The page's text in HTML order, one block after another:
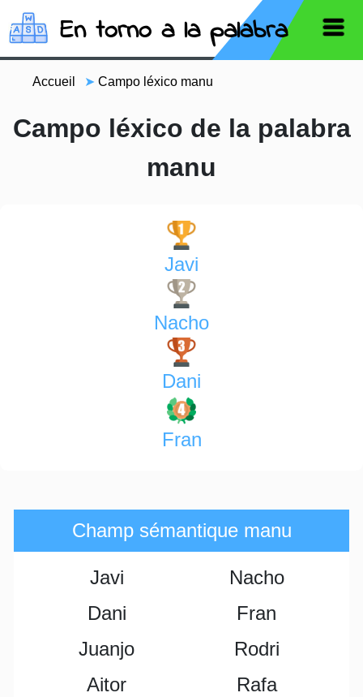
En torno a la palabra
Accueil ➤ Campo léxico manu
Campo léxico de la palabra
manu
Javi
Nacho
Dani
Fran
Champ sémantique manu
Javi
Nacho
Dani
Fran
Juanjo
Rodri
Aitor
Rafa